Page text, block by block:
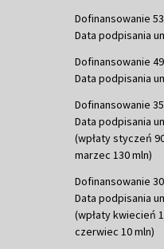
Dofinansowanie
Data podpisania
Dofinansowanie
Data podpisania
Dofinansowanie
Data podpisania
(wpłaty styczeń
marzec 130 mln)
Dofinansowanie
Data podpisania
(wpłaty kwiecień
czerwiec 10 mln)